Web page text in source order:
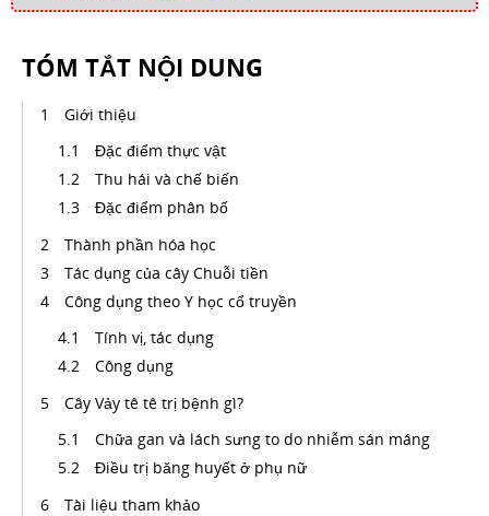
TÓM TẮT NỘI DUNG
Giới thiệu
Đặc điểm thực vật
Thu hái và chế biến
Đặc điểm phân bố
Thành phần hóa học
Tác dụng của cây Chuỗi tiền
Công dụng theo Y học cổ truyền
Tính vị, tác dụng
Công dụng
Cây Vảy tê tê trị bệnh gì?
Chữa gan và lách sưng to do nhiễm sán máng
Điều trị băng huyết ở phụ nữ
Tài liệu tham khảo